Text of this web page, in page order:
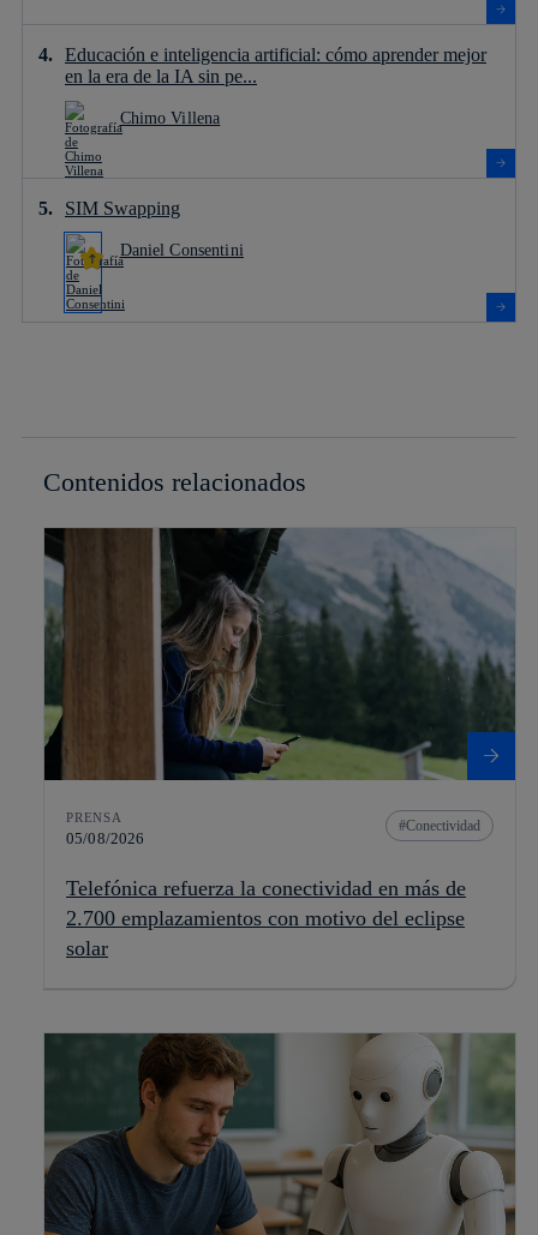
Educación e inteligencia artificial: cómo aprender mejor
en la era de la IA sin pe...
Chimo Villena
SIM Swapping
Daniel Consentini
Contenidos relacionados
PRENSA
05/08/2026
Conectividad
Telefónica refuerza la conectividad en más de
2.700 emplazamientos con motivo del eclipse
solar